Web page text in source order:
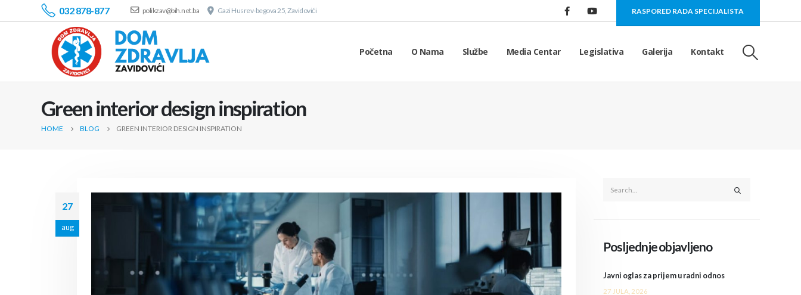
032 878-877 polikzav@bih.net.ba Gazi Husrev-begova 25, Zavidovići RASPORED RADA SPECIJALISTA
Početna O Nama Službe Media Centar Legislativa Galerija Kontakt
Green interior design inspiration
HOME BLOG GREEN INTERIOR DESIGN INSPIRATION
27
aug
Posljednje objavljeno
Javni oglas za prijem u radni odnos
27 JULA, 2026